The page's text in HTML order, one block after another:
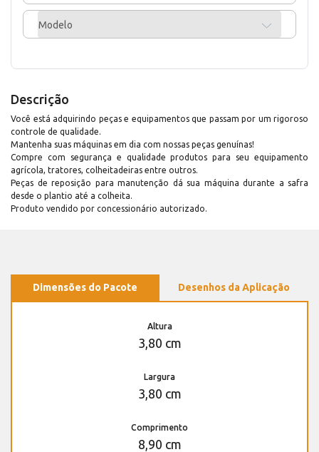
Modelo
Descrição
Você está adquirindo peças e equipamentos que passam por um rigoroso
controle de qualidade.
Mantenha suas máquinas em dia com nossas peças genuínas!
Compre com segurança e qualidade produtos para seu equipamento
agrícola, tratores, colheitadeiras entre outros.
Peças de reposição para manutenção dá sua máquina durante a safra
desde o plantio até a colheita.
Produto vendido por concessionário autorizado.
Dimensões do Pacote Desenhos da Aplicação
Altura
3,80 cm
Largura
3,80 cm
Comprimento
8,90 cm